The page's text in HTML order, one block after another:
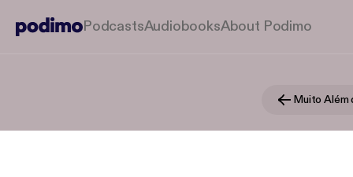
PodcastsAudiobooksAbout Podimo
Muito Além